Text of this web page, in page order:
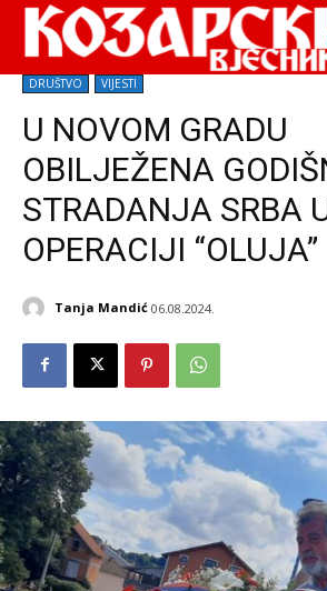
DRUŠTVO VIJESTI
U NOVOM GRADU
OBILJEŽENA
STRADANJA SRBA
OPERACIJI “OLUJA”
Tanja Mandić 06.08.2024.